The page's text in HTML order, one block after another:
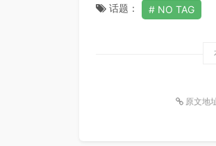
话题： NO TAG
原文地